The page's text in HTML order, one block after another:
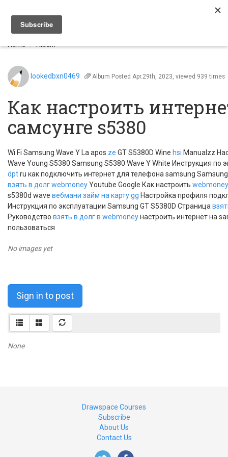
Home Album
lookedbxn0469 Album Posted Apr.29th, 2023, viewed 939 times
Как настроить
самсунге s5380
Wi Fi Samsung Wave Y La apos ze GT S5380D Wine hsi Manualzz
Wave Young S5380 Samsung S5380 Wave Y White Инструкция по
dptru как подключить интернет для телефона samsung
взять в долг webmoneyYoutube Google Как настроить
s5380d wave вебмани займ на картуgg Настройка профиля
Инструкция по эксплуатации Samsung GT S5380D Страница
Руководство взять в долг в webmoneyнастроить интернет на
пользоваться
No images yet
Sign in to post
None
Drawspace Courses
Subscribe
About Us
Contact Us